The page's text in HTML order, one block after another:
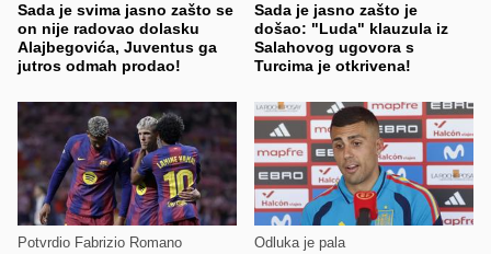
Sada je svima jasno zašto se
on nije radovao dolasku
Alajbegovića, Juventus ga
jutros odmah prodao!
Sada je jasno zašto je
došao: "Luda" klauzula iz
Salahovog ugovora s
Turcima je otkrivena!
Potvrdio Fabrizio Romano Odluka je pala